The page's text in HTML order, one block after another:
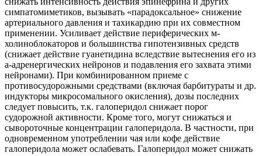
симпатомиметиков, вызывать «парадоксальное» снижение
артериального давления и тахикардию при их совместном
применении. Усиливает действие периферических м-
холиноблокаторов и большинства гипотензивных средств
(снижает действие гуанетидина вследствие вытеснения его из
а-адренергических нейронов и подавления его захвата этими
нейронами). При комбинированном приеме с
противосудорожными средствами (включая барбитураты и др.
индукторы микросомального окисления), дозы последних
следует повысить, т.к. галоперидол снижает порог
судорожной активности. Кроме того, могут снижаться и
сывороточные концентрации галоперидола. В частности, при
одновременном употреблении чая или кофе действие
галоперидола может ослабевать. Галоперидол может снижать